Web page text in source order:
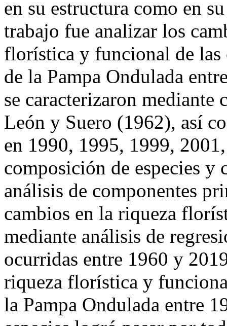
en su estructura como en
trabajo fue analizar los
florística y funcional de las
de la Pampa Ondulada
se caracterizaron mediante
León y Suero (1962), así
en 1990, 1995, 1999,
composición de especies y
análisis de componentes
cambios en la riqueza
mediante análisis de
ocurridas entre 1960 y
riqueza florística y
la Pampa Ondulada entre